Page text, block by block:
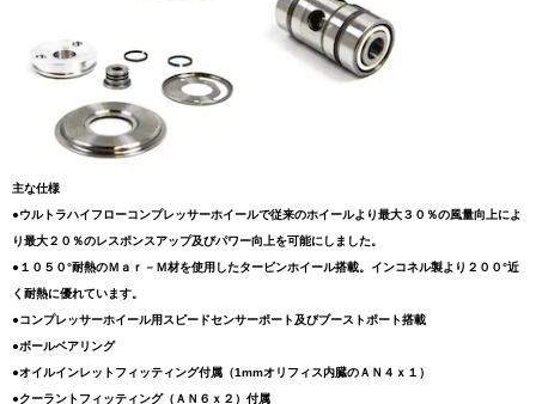
主な仕様
●ウルトラハイフローコンプレッサーホイールで従来のホイールより最大３０％の風量向上によ
り最大２０％のレスポンスアップ及びパワー向上を可能にしました。
●１０５０°耐熱のＭａｒ－Ｍ材を使用したタービンホイール搭載。インコネル製より２００°近
く耐熱に優れています。
●コンプレッサーホイール用スピードセンサーポート及びブーストポート搭載
●ボールベアリング
●オイルインレットフィッティング付属（1mmオリフィス内臓のＡＮ４ｘ１）
●クーラントフィッティング（ＡＮ６ｘ２）付属